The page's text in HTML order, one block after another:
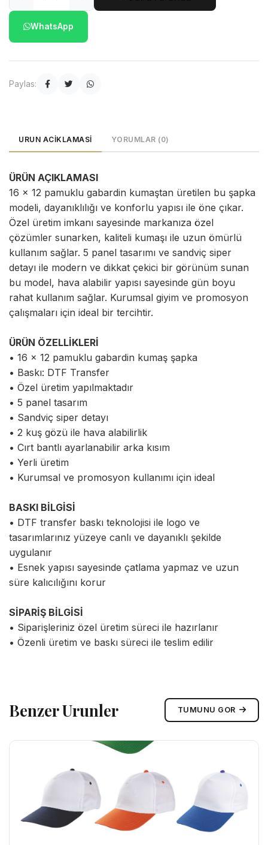
WhatsApp
Paylas:
URUN ACIKLAMASI YORUMLAR (0)
ÜRÜN AÇIKLAMASI
16 x 12 pamuklu gabardin kumaştan üretilen bu şapka
modeli, dayanıklılığı ve konforlu yapısı ile öne çıkar.
Özel üretim imkanı sayesinde markanıza özel
çözümler sunarken, kaliteli kumaşı ile uzun ömürlü
kullanım sağlar. 5 panel tasarımı ve sandviç siper
detayı ile modern ve dikkat çekici bir görünüm sunan
bu model, hava alabilir yapısı sayesinde gün boyu
rahat kullanım sağlar. Kurumsal giyim ve promosyon
çalışmaları için ideal bir tercihtir.
ÜRÜN ÖZELLİKLERİ
• 16 x 12 pamuklu gabardin kumaş şapka
• Baskı: DTF Transfer
• Özel üretim yapılmaktadır
• 5 panel tasarım
• Sandviç siper detayı
• 2 kuş gözü ile hava alabilirlik
• Cırt bantlı ayarlanabilir arka kısım
• Yerli üretim
• Kurumsal ve promosyon kullanımı için ideal
BASKI BİLGİSİ
• DTF transfer baskı teknolojisi ile logo ve
tasarımlarınız yüzeye canlı ve dayanıklı şekilde
uygulanır
• Esnek yapısı sayesinde çatlama yapmaz ve uzun
süre kalıcılığını korur
SİPARİŞ BİLGİSİ
• Siparişleriniz özel üretim süreci ile hazırlanır
• Özenli üretim ve baskı süreci ile teslim edilir
Benzer Urunler TUMUNU GOR